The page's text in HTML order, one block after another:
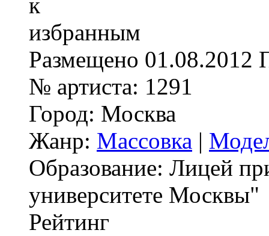
Размещено 01.08.2012
№ артиста: 1291
Город: Москва
Жанр: Массовка |
Образование: Лицей
университете Москвы"
Рейтинг